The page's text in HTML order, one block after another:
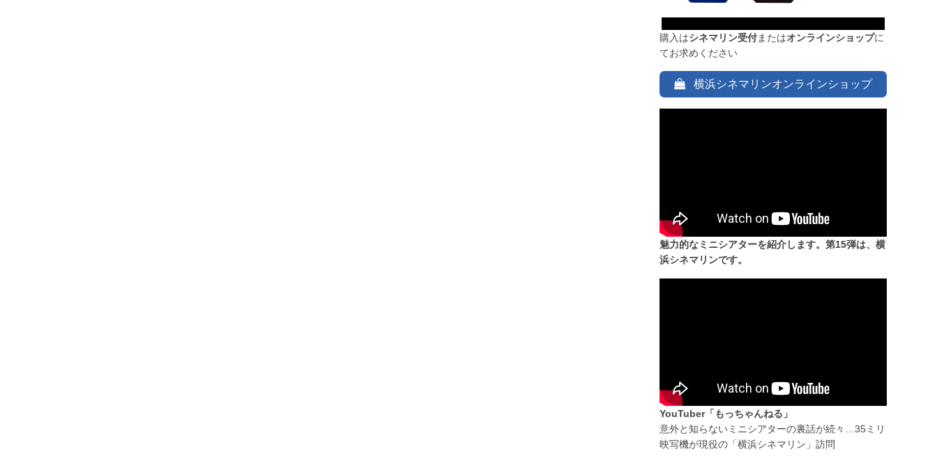
購入はシネマリン受付またはオンラインショップに
てお求めください
横浜シネマリンオンラインショップ
魅力的なミニシアターを紹介します。第15弾は、横
浜シネマリンです。
YouTuber「もっちゃんねる」
意外と知らないミニシアターの裏話が続々…35ミリ
映写機が現役の「横浜シネマリン」訪問